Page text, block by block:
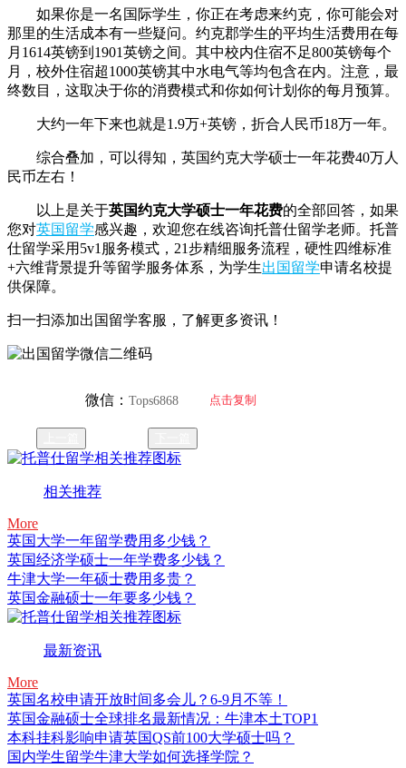
如果你是一名国际学生，你正在考虑来约克，你可能会对
那里的生活成本有一些疑问。约克郡学生的平均生活费用在每
月1614英镑到1901英镑之间。其中校内住宿不足800英镑每个
月，校外住宿超1000英镑其中水电气等均包含在内。注意，最
终数目，这取决于你的消费模式和你如何计划你的每月预算。
大约一年下来也就是1.9万+英镑，折合人民币18万一年。
综合叠加，可以得知，英国约克大学硕士一年花费40万人
民币左右！
以上是关于英国约克大学硕士一年花费的全部回答，如果
您对英国留学感兴趣，欢迎您在线咨询托普仕留学老师。托普
仕留学采用5v1服务模式，21步精细服务流程，硬性四维标准
+六维背景提升等留学服务体系，为学生出国留学申请名校提
供保障。
扫一扫添加出国留学客服，了解更多资讯！
微信：Tops6868 点击复制
相关推荐
More
英国大学一年留学费用多少钱？
英国经济学硕士一年学费多少钱？
牛津大学一年硕士费用多贵？
英国金融硕士一年要多少钱？
最新资讯
More
英国名校申请开放时间多会儿？6-9月不等！
英国金融硕士全球排名最新情况：牛津本土TOP1
本科挂科影响申请英国QS前100大学硕士吗？
国内学生留学牛津大学如何选择学院？